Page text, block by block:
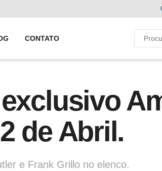
CONTATO
de Abril.
e Frank Grillo no elenco.